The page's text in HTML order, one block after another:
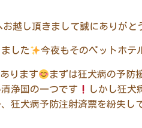
越し頂きまして誠にありがと
した 今夜もそのペットホテ
ります
まずは狂犬病の予防
浄国の一つです
しかし狂犬
狂犬病予防注射済票を紛失し